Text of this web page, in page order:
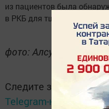
из пациентов была
в РКБ для тщательного
фото: Алсу
Следите за самым
Telegram-канале